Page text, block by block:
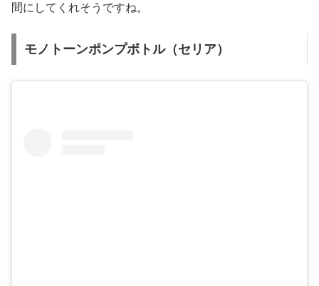
間にしてくれそうですね。
モノトーンポンプボトル（セリア）